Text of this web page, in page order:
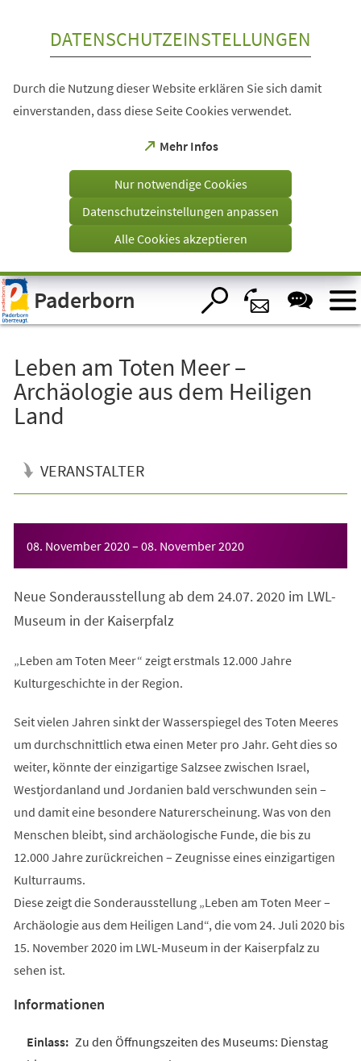
Visuelle
Assistenzsoftware
öffnen.
DATENSCHUTZEINSTELLUNGEN
Durch die Nutzung dieser Website erklären Sie sich damit
einverstanden, dass diese Seite Cookies verwendet.
Mehr Infos
(Öffnet
einem
Tab)
Nur notwendige Cookies
Datenschutzeinstellungen anpassen
Alle Cookies akzeptieren
Paderborn
Leben am Toten Meer –
Archäologie aus dem Heiligen
Land
VERANSTALTER
08. November 2020– 08. November 2020
Neue Sonderausstellung ab dem 24.07. 2020 im LWL-
Museum in der Kaiserpfalz
„Leben am Toten Meer“ zeigt erstmals 12.000 Jahre
Kulturgeschichte in der Region.
Seit vielen Jahren sinkt der Wasserspiegel des Toten Meeres
um durchschnittlich etwa einen Meter pro Jahr. Geht dies so
weiter, könnte der einzigartige Salzsee zwischen Israel,
Westjordanland und Jordanien bald verschwunden sein –
und damit eine besondere Naturerscheinung. Was von den
Menschen bleibt, sind archäologische Funde, die bis zu
12.000 Jahre zurückreichen – Zeugnisse eines einzigartigen
Kulturraums.
Diese zeigt die Sonderausstellung „Leben am Toten Meer –
Archäologie aus dem Heiligen Land“, die vom 24. Juli 2020 bis
15. November 2020 im LWL-Museum in der Kaiserpfalz zu
sehen ist.
Informationen
Zu den Öffnungszeiten des Museums: Dienstag